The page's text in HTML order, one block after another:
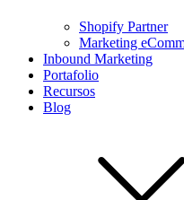
Shopify Partner
Marketing
Inbound Marketing
Portafolio
Recursos
Blog